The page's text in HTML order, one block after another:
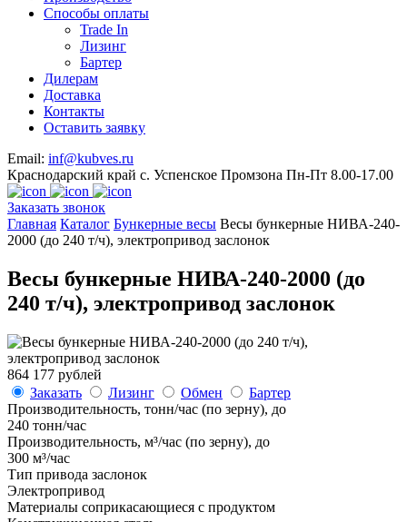
Способы оплаты
Trade In
Лизинг
Бартер
Дилерам
Доставка
Контакты
Оставить заявку
Email: inf@kubves.ru
Краснодарский край с. Успенское Промзона Пн-Пт 8.00-17.00
Заказать звонок
Главная Каталог Бункерные весы Весы бункерные НИВА-240-
2000 (до 240 т/ч), электропривод заслонок
Весы бункерные НИВА-240-2000 (до
240 т/ч), электропривод заслонок
864 177 рублей
Заказать
Лизинг Обмен
Бартер
Производительность, тонн/час (по зерну), до
240 тонн/час
Производительность, м³/час (по зерну), до
300 м³/час
Тип привода заслонок
Электропривод
Материалы соприкасающиеся с продуктом